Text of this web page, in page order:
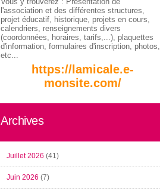
l'association et des différentes structures,
projet éducatif, historique, projets en cours,
calendriers, renseignements divers
(coordonnées, horaires, tarifs,...), plaquettes
d'information, formulaires d'inscription, photos,
etc...
https://lamicale.e-
monsite.com/
Archives
Juillet 2026 (41)
Juin 2026 (7)